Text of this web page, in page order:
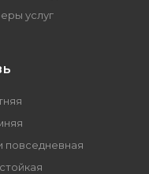
услуг
повседневная